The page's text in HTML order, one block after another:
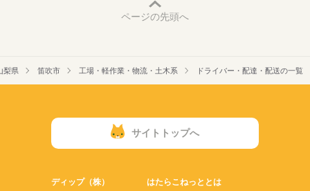
ページの先頭へ
梨県 笛吹市 工場・軽作業・物流・土木系 ドライバー・配達・配送の一覧
サイトトップへ
ディップ（株） はたらこねっととは